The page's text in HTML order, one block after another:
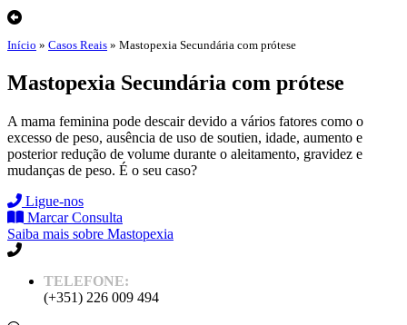
Início » Casos Reais » Mastopexia Secundária com prótese
Mastopexia Secundária com prótese
A mama feminina pode descair devido a vários fatores como o
excesso de peso, ausência de uso de soutien, idade, aumento e
posterior redução de volume durante o aleitamento, gravidez e
mudanças de peso. É o seu caso?
Ligue-nos
Marcar Consulta
Saiba mais sobre Mastopexia
TELEFONE:
(+351) 226 009 494